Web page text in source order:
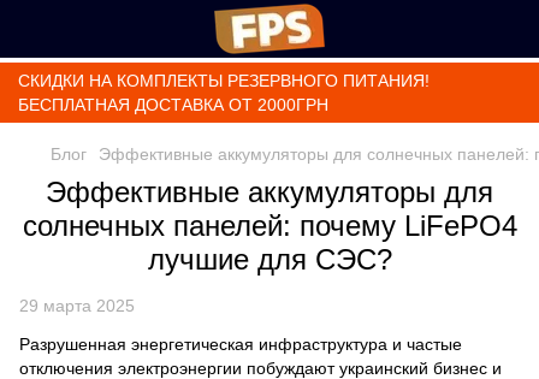
СКИДКИ НА КОМПЛЕКТЫ РЕЗЕРВНОГО ПИТАНИЯ!
БЕСПЛАТНАЯ ДОСТАВКА ОТ 2000ГРН
Блог Эффективные аккумуляторы для солнечных
Эффективные аккумуляторы для
солнечных панелей: почему LiFePO4
лучшие для СЭС?
29 марта 2025
Разрушенная энергетическая инфраструктура и частые
отключения электроэнергии побуждают украинский бизнес и